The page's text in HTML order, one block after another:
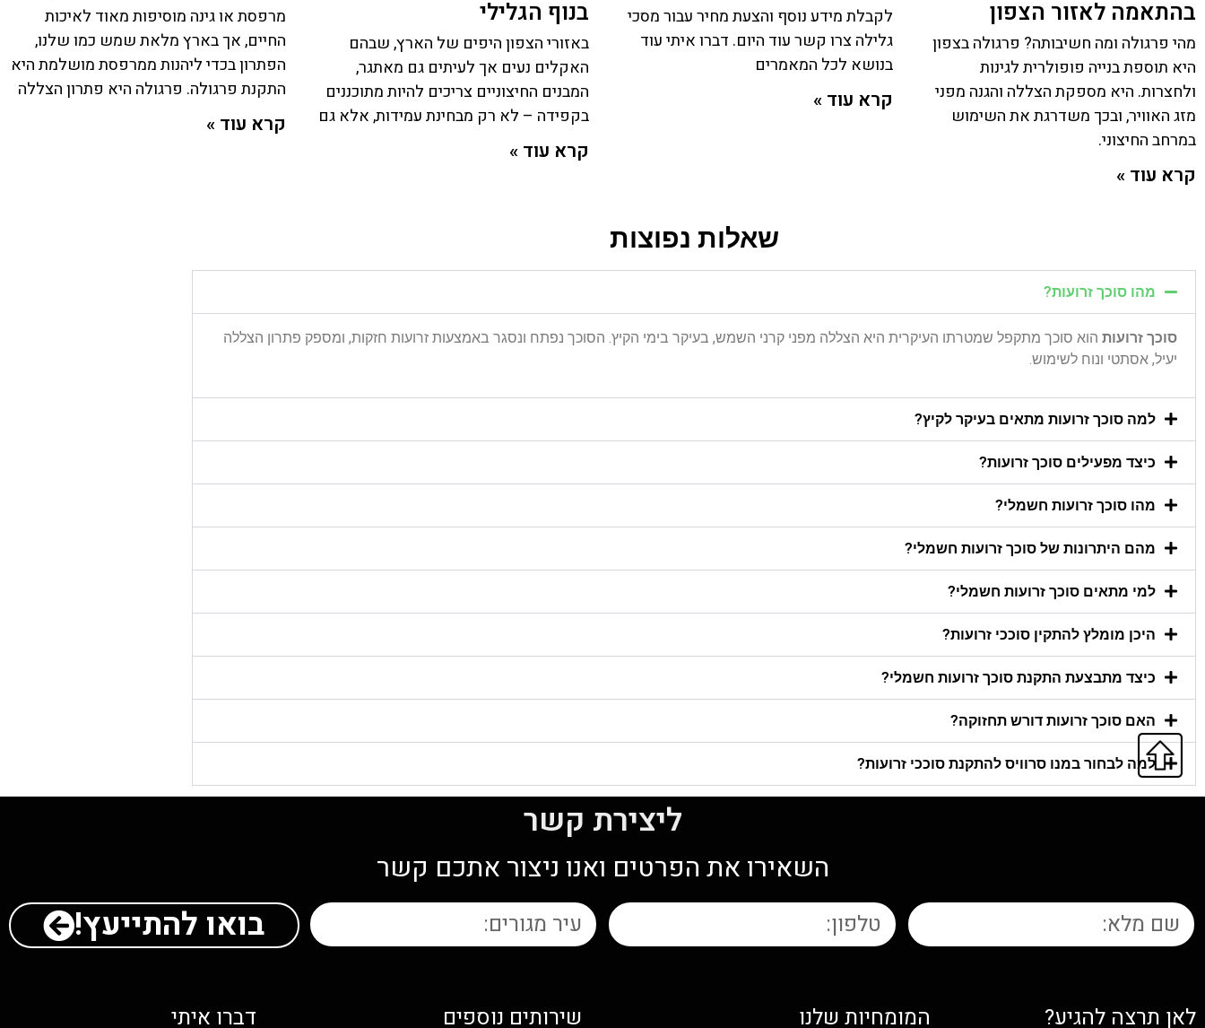
בהתאמה לאזור הצפון
מהי פרגולה ומה חשיבותה? פרגולה בצפון
היא תוספת בנייה פופולרית לגינות
ולחצרות. היא מספקת הצללה והגנה מפני
מזג האוויר, ובכך משדרגת את השימוש
במרחב החיצוני.
קרא עוד »
לקבלת מידע נוסף והצעת מחיר עבור מסכי
גלילה צרו קשר עוד היום. דברו איתי עוד
בנושא לכל המאמרים
קרא עוד »
בנוף הגלילי
באזורי הצפון היפים של הארץ, שבהם
האקלים נעים אך לעיתים גם מאתגר,
המבנים החיצוניים צריכים להיות מתוכננים
בקפידה – לא רק מבחינת עמידות, אלא גם
קרא עוד »
מרפסת או גינה מוסיפות מאוד לאיכות
החיים, אך בארץ מלאת שמש כמו שלנו,
הפתרון בכדי ליהנות ממרפסת מושלמת היא
התקנת פרגולה. פרגולה היא פתרון הצללה
קרא עוד »
שאלות נפוצות
מהו סוכך זרועות?
סוכך זרועות הוא סוכך מתקפל שמטרתו העיקרית היא הצללה מפני קרני השמש, בעיקר בימי הקיץ. הסוכך נפתח ונסגר באמצעות זרועות חזקות, ומספק פתרון הצללה
יעיל, אסתטי ונוח לשימוש.
למה סוכך זרועות מתאים בעיקר לקיץ?
כיצד מפעילים סוכך זרועות?
מהו סוכך זרועות חשמלי?
מהם היתרונות של סוכך זרועות חשמלי?
למי מתאים סוכך זרועות חשמלי?
היכן מומלץ להתקין סוככי זרועות?
כיצד מתבצעת התקנת סוכך זרועות חשמלי?
האם סוכך זרועות דורש תחזוקה?
למה לבחור במנו סרוויס להתקנת סוככי זרועות?
ליצירת קשר
השאירו את הפרטים ואנו ניצור אתכם קשר
בואו להתייעץ!
לאן תרצה להגיע? המומחיות שלנו שירותים נוספים דברו איתי